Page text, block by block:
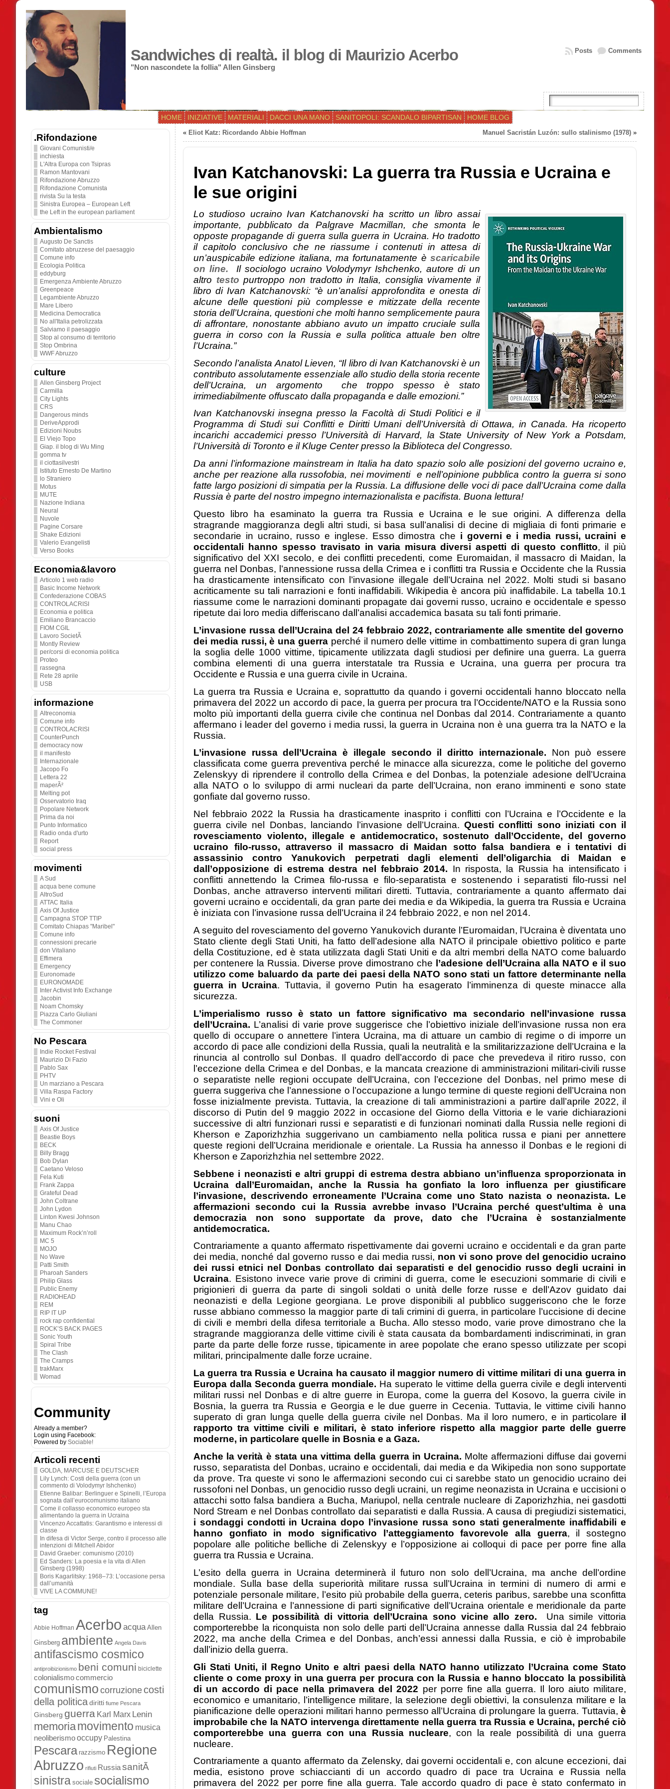
Sandwiches di realtà. il blog di Maurizio Acerbo
"Non nascondete la follia" Allen Ginsberg
Comments
Posts
HOME INIZIATIVE MATERIALI DACCI UNA MANO SANITOPOLI: SCANDALO BIPARTISAN HOME BLOG
.Rifondazione
Giovani Comunisti/e
inchiesta
L'Altra Europa con Tsipras
Ramon Mantovani
Rifondazione Abruzzo
Rifondazione Comunista
rivista Su la testa
Sinistra Europea – European Left
the Left in the european parliament
Ambientalismo
Augusto De Sanctis
Comitato abruzzese del paesaggio
Comune info
Ecologia Politica
eddyburg
Emergenza Ambiente Abruzzo
Greenpeace
Legambiente Abruzzo
Mare Libero
Medicina Democratica
No all'Italia petrolizzata
Salviamo il paesaggio
Stop al consumo di territorio
Stop Ombrina
WWF Abruzzo
culture
Allen Ginsberg Project
Carmilla
City Lights
CRS
Dangerous minds
DeriveApprodi
Edizioni Noubs
El Viejo Topo
Giap. il blog di Wu Ming
gomma tv
il ciottasilvestri
Istituto Ernesto De Martino
lo Straniero
Motus
MUTE
Nazione Indiana
Neural
Nuvole
Pagine Corsare
Shake Edizioni
Valerio Evangelisti
Verso Books
Economia&lavoro
Articolo 1 web radio
Basic Income Network
Confederazione COBAS
CONTROLACRISI
Economia e politica
Emiliano Brancaccio
FIOM CGIL
Lavoro SocietÃ
Montly Review
per/corsi di economia politica
Proteo
rassegna
Rete 28 aprile
USB
informazione
Altreconomia
Comune info
CONTROLACRISI
CounterPunch
democracy now
il manifesto
Internazionale
Jacopo Fo
Lettera 22
maperÃ²
Melting pot
Osservatorio Iraq
Popolare Network
Prima da noi
Punto Informatico
Radio onda d'urto
Report
social press
movimenti
A Sud
acqua bene comune
AltroSud
ATTAC Italia
Axis Of Justice
Campagna STOP TTIP
Comitato Chiapas "Maribel"
Comune info
connessioni precarie
don Vitaliano
Effimera
Emergency
Euronomade
EURONOMADE
Inter Activist Info Exchange
Jacobin
Noam Chomsky
Piazza Carlo Giuliani
The Commoner
No Pescara
Indie Rocket Festival
Maurizio Di Fazio
Pablo Sax
PHTV
Un marziano a Pescara
Villa Raspa Factory
Vini e Oli
suoni
Axis Of Justice
Beastie Boys
BECK
Billy Bragg
Bob Dylan
Caetano Veloso
Fela Kuti
Frank Zappa
Grateful Dead
John Coltrane
John Lydon
Linton Kwesi Johnson
Manu Chao
Maximum Rock’n’roll
MC 5
MOJO
No Wave
Patti Smith
Pharoah Sanders
Philip Glass
Public Enemy
RADIOHEAD
REM
RIP IT UP
rock rap confidential
ROCK’S BACK PAGES
Sonic Youth
Spiral Tribe
The Clash
The Cramps
trakMarx
Womad
Community
Already a member?
Login using Facebook:
Powered by Sociable!
Articoli recenti
GOLDA, MARCUSE E DEUTSCHER
Lily Lynch: Costi della guerra (con un
commento di Volodymyr Ishchenko)
Etienne Balibar: Berlinguer e Spinelli, l’Europa
sognata dall’eurocomunismo italiano
Come il collasso economico europeo sta
alimentando la guerra in Ucraina
Vincenzo Accattatis: Garantismo e interessi di
classe
In difesa di Victor Serge, contro il processo alle
intenzioni di Mitchell Abidor
David Graeber: comunismo (2010)
Ed Sanders: La poesia e la vita di Allen
Ginsberg (1998)
Boris Kagarlitsky: 1968–73: L’occasione persa
dall’umanità
VIVE LA COMMUNE!
tag
Abbie Hoffman Acerbo acqua Allen
Ginsberg ambiente Angela Davis
antifascismo cosmico
antiproibizionismo beni comuni biciclette
colonialismocommercio
comunismocorruzionecosti
della politicadiritti fiume Pescara
Ginsberg guerra Karl Marx Lenin
memoriamovimento musica
neoliberismooccupy Palestina
Pescara razzismo Regione
Abruzzo rifiuti RussiasanitÃ
sinistra sociale socialismo
« Eliot Katz: Ricordando Abbie Hoffman Manuel Sacristán Luzón: sullo stalinismo (1978) »
Ivan Katchanovski: La guerra tra Russia e Ucraina e
le sue origini
Lo studioso ucraino Ivan Katchanovski ha scritto un libro assai
importante, pubblicato da Palgrave Macmillan, che smonta le
opposte propagande di guerra sulla guerra in Ucraina. Ho tradotto
il capitolo conclusivo che ne riassume i contenuti in attesa di
un’auspicabile edizione italiana, ma fortunatamente è scaricabile
on line. Il sociologo ucraino Volodymyr Ishchenko, autore di un
altro testo purtroppo non tradotto in Italia, consiglia vivamente il
libro di Ivan Katchanovski: “è un’analisi approfondita e onesta di
alcune delle questioni più complesse e mitizzate della recente
storia dell’Ucraina, questioni che molti hanno semplicemente paura
di affrontare, nonostante abbiano avuto un impatto cruciale sulla
guerra in corso con la Russia e sulla politica attuale ben oltre
l’Ucraina.”
Secondo l’analista Anatol Lieven, “Il libro di Ivan Katchanovski è un
contributo assolutamente essenziale allo studio della storia recente
dell’Ucraina, un argomento che troppo spesso è stato
irrimediabilmente offuscato dalla propaganda e dalle emozioni.”
Ivan Katchanovski insegna presso la Facoltà di Studi Politici e il
Programma di Studi sui Conflitti e Diritti Umani dell’Università di Ottawa, in Canada. Ha ricoperto
incarichi accademici presso l’Università di Harvard, la State University of New York a Potsdam,
l’Università di Toronto e il Kluge Center presso la Biblioteca del Congresso.
Da anni l’informazione mainstream in Italia ha dato spazio solo alle posizioni del governo ucraino e,
anche per reazione alla russofobia, nei movimenti e nell’opinione pubblica contro la guerra si sono
fatte largo posizioni di simpatia per la Russia. La diffusione delle voci di pace dall’Ucraina come dalla
Russia è parte del nostro impegno internazionalista e pacifista. Buona lettura!
Questo libro ha esaminato la guerra tra Russia e Ucraina e le sue origini. A differenza della
stragrande maggioranza degli altri studi, si basa sull’analisi di decine di migliaia di fonti primarie e
secondarie in ucraino, russo e inglese. Esso dimostra che i governi e i media russi, ucraini e
occidentali hanno spesso travisato in varia misura diversi aspetti di questo conflitto, il più
significativo del XXI secolo, e dei conflitti precedenti, come Euromaidan, il massacro di Maidan, la
guerra nel Donbas, l’annessione russa della Crimea e i conflitti tra Russia e Occidente che la Russia
ha drasticamente intensificato con l’invasione illegale dell’Ucraina nel 2022. Molti studi si basano
acriticamente su tali narrazioni e fonti inaffidabili. Wikipedia è ancora più inaffidabile. La tabella 10.1
riassume come le narrazioni dominanti propagate dai governi russo, ucraino e occidentale e spesso
ripetute dai loro media differiscano dall’analisi accademica basata su tali fonti primarie.
L’invasione russa dell’Ucraina del 24 febbraio 2022, contrariamente alle smentite del governo
dei media russi, è una guerra perché il numero delle vittime in combattimento supera di gran lunga
la soglia delle 1000 vittime, tipicamente utilizzata dagli studiosi per definire una guerra. La guerra
combina elementi di una guerra interstatale tra Russia e Ucraina, una guerra per procura tra
Occidente e Russia e una guerra civile in Ucraina.
La guerra tra Russia e Ucraina e, soprattutto da quando i governi occidentali hanno bloccato nella
primavera del 2022 un accordo di pace, la guerra per procura tra l’Occidente/NATO e la Russia sono
molto più importanti della guerra civile che continua nel Donbas dal 2014. Contrariamente a quanto
affermano i leader del governo i media russi, la guerra in Ucraina non è una guerra tra la NATO e la
Russia.
L’invasione russa dell’Ucraina è illegale secondo il diritto internazionale. Non può essere
classificata come guerra preventiva perché le minacce alla sicurezza, come le politiche del governo
Zelenskyy di riprendere il controllo della Crimea e del Donbas, la potenziale adesione dell’Ucraina
alla NATO o lo sviluppo di armi nucleari da parte dell’Ucraina, non erano imminenti e sono state
gonfiate dal governo russo.
Nel febbraio 2022 la Russia ha drasticamente inasprito i conflitti con l’Ucraina e l’Occidente e la
guerra civile nel Donbas, lanciando l’invasione dell’Ucraina.Questi conflitti sono iniziati con il
rovesciamento violento, illegale e antidemocratico, sostenuto dall’Occidente, del governo
ucraino filo-russo, attraverso il massacro di Maidan sotto falsa bandiera e i tentativi di
assassinio contro Yanukovich perpetrati dagli elementi dell’oligarchia di Maidan e
dall’opposizione di estrema destra nel febbraio 2014. In risposta, la Russia ha intensificato i
conflitti annettendo la Crimea filo-russa e filo-separatista e sostenendo i separatisti filo-russi nel
Donbas, anche attraverso interventi militari diretti. Tuttavia, contrariamente a quanto affermato dai
governi ucraino e occidentali, da gran parte dei media e da Wikipedia, la guerra tra Russia e Ucraina
è iniziata con l’invasione russa dell’Ucraina il 24 febbraio 2022, e non nel 2014.
A seguito del rovesciamento del governo Yanukovich durante l’Euromaidan, l’Ucraina è diventata uno
Stato cliente degli Stati Uniti, ha fatto dell’adesione alla NATO il principale obiettivo politico e parte
della Costituzione, ed è stata utilizzata dagli Stati Uniti e da altri membri della NATO come baluardo
per contenere la Russia. Diverse prove dimostrano che
l’adesione dell’Ucraina alla NATO e il suo
utilizzo come baluardo da parte dei paesi della NATO sono stati un fattore determinante nella
guerra in Ucraina. Tuttavia, il governo Putin ha esagerato l’imminenza di queste minacce alla
sicurezza.
L’imperialismo russo è stato un fattore significativo ma secondario nell’invasione russa
dell’Ucraina. L’analisi di varie prove suggerisce che l’obiettivo iniziale dell’invasione russa non era
quello di occupare o annettere l’intera Ucraina, ma di attuare un cambio di regime o di imporre un
accordo di pace alle condizioni della Russia, quali la neutralità e la smilitarizzazione dell’Ucraina e la
rinuncia al controllo sul Donbas. Il quadro dell’accordo di pace che prevedeva il ritiro russo, con
l’eccezione della Crimea e del Donbas, e la mancata creazione di amministrazioni militari-civili russe
o separatiste nelle regioni occupate dell’Ucraina, con l’eccezione del Donbas, nel primo mese di
guerra suggeriva che l’annessione o l’occupazione a lungo termine di queste regioni dell’Ucraina non
fosse inizialmente prevista. Tuttavia, la creazione di tali amministrazioni a partire dall’aprile 2022, il
discorso di Putin del 9 maggio 2022 in occasione del Giorno della Vittoria e le varie dichiarazioni
successive di altri funzionari russi e separatisti e di funzionari nominati dalla Russia nelle regioni di
Kherson e Zaporizhzhia suggerivano un cambiamento nella politica russa e piani per annettere
queste regioni dell’Ucraina meridionale e orientale. La Russia ha annesso il Donbas e le regioni di
Kherson e Zaporizhzhia nel settembre 2022.
Sebbene i neonazisti e altri gruppi di estrema destra abbiano un’influenza sproporzionata in
Ucraina dall’Euromaidan, anche la Russia ha gonfiato la loro influenza per giustificare
l’invasione, descrivendo erroneamente l’Ucraina come uno Stato nazista o neonazista. Le
affermazioni secondo cui la Russia avrebbe invaso l’Ucraina perché quest’ultima è una
democrazia non sono supportate da prove, dato che l’Ucraina è sostanzialmente
antidemocratica.
Contrariamente a quanto affermato rispettivamente dai governi ucraino e occidentali e da gran parte
dei media, nonché dal governo russo e dai media russi, non vi sono prove del genocidio ucraino
dei russi etnici nel Donbas controllato dai separatisti e del genocidio russo degli ucraini in
Ucraina. Esistono invece varie prove di crimini di guerra, come le esecuzioni sommarie di civili e
prigionieri di guerra da parte di singoli soldati o unità delle forze russe e dell’Azov guidato dai
neonazisti e della Legione georgiana. Le prove disponibili al pubblico suggeriscono che le forze
russe abbiano commesso la maggior parte di tali crimini di guerra, in particolare l’uccisione di decine
di civili e membri della difesa territoriale a Bucha. Allo stesso modo, varie prove dimostrano che la
stragrande maggioranza delle vittime civili è stata causata da bombardamenti indiscriminati, in gran
parte da parte delle forze russe, tipicamente in aree popolate che erano spesso utilizzate per scopi
militari, principalmente dalle forze ucraine.
La guerra tra Russia e Ucraina ha causato il maggior numero di vittime militari di una guerra in
Europa dalla Seconda guerra mondiale. Ha superato le vittime della guerra civile e degli interventi
militari russi nel Donbas e di altre guerre in Europa, come la guerra del Kosovo, la guerra civile in
Bosnia, la guerra tra Russia e Georgia e le due guerre in Cecenia. Tuttavia, le vittime civili hanno
superato di gran lunga quelle della guerra civile nel Donbas. Ma il loro numero, e in particolare il
rapporto tra vittime civili e militari, è stato inferiore rispetto alla maggior parte delle guerre
moderne, in particolare quelle in Bosnia e a Gaza.
Anche la verità è stata una vittima della guerra in Ucraina. Molte affermazioni diffuse dai governi
russo, separatista del Donbas, ucraino e occidentali, dai media e da Wikipedia non sono supportate
da prove. Tra queste vi sono le affermazioni secondo cui ci sarebbe stato un genocidio ucraino dei
russofoni nel Donbas, un genocidio russo degli ucraini, un regime neonazista in Ucraina e uccisioni o
attacchi sotto falsa bandiera a Bucha, Mariupol, nella centrale nucleare di Zaporizhzhia, nei gasdotti
Nord Stream e nel Donbas controllato dai separatisti e dalla Russia. A causa di pregiudizi sistematici,
i sondaggi condotti in Ucraina dopo l’invasione russa sono stati generalmente inaffidabili e
hanno gonfiato in modo significativo l’atteggiamento favorevole alla guerra, il sostegno
popolare alle politiche belliche di Zelenskyy e l’opposizione ai colloqui di pace per porre fine alla
guerra tra Russia e Ucraina.
L’esito della guerra in Ucraina determinerà il futuro non solo dell’Ucraina, ma anche dell’ordine
mondiale. Sulla base della superiorità militare russa sull’Ucraina in termini di numero di armi e
potenziale personale militare, l’esito più probabile della guerra, ceteris paribus, sarebbe una sconfitta
militare dell’Ucraina e l’annessione di parti significative dell’Ucraina orientale e meridionale da parte
della Russia. Le possibilità di vittoria dell’Ucraina sono vicine allo zero. Una simile vittoria
comporterebbe la riconquista non solo delle parti dell’Ucraina annesse dalla Russia dal 24 febbraio
2022, ma anche della Crimea e del Donbas, anch’essi annessi dalla Russia, e ciò è improbabile
dall’inizio della guerra.
Gli Stati Uniti, il Regno Unito e altri paesi della NATO hanno utilizzato l’Ucraina come Stato
cliente o come proxy in una guerra per procura con la Russia e hanno bloccato la possibilità
di un accordo di pace nella primavera del 2022 per porre fine alla guerra. Il loro aiuto militare,
economico e umanitario, l’intelligence militare, la selezione degli obiettivi, la consulenza militare e la
pianificazione delle operazioni militari hanno permesso all’Ucraina di prolungare la guerra. Tuttavia, è
improbabile che la NATO intervenga direttamente nella guerra tra Russia e Ucraina, perché ciò
comporterebbe una guerra con una Russia nucleare, con la reale possibilità di una guerra
nucleare.
Contrariamente a quanto affermato da Zelensky, dai governi occidentali e, con alcune eccezioni, dai
media, esistono prove schiaccianti di un accordo quadro di pace tra Ucraina e Russia nella
primavera del 2022 per porre fine alla guerra. Tale accordo quadro di pace è stato confermato in